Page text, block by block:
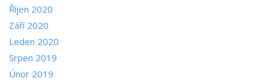
Říjen 2020
Září 2020
Leden 2020
Srpen 2019
Únor 2019